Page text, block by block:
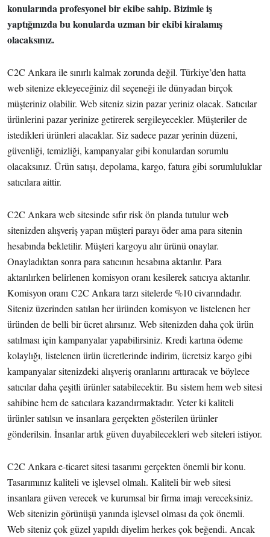
konularında profesyonel bir ekibe sahip. Bizimle iş
yaptığınızda bu konularda uzman bir ekibi kiralamış
olacaksınız.
C2C Ankara ile sınırlı kalmak zorunda değil. Türkiye’den hatta
web sitenize ekleyeceğiniz dil seçeneği ile dünyadan birçok
müşteriniz olabilir. Web siteniz sizin pazar yeriniz olacak. Satıcılar
ürünlerini pazar yerinize getirerek sergileyecekler. Müşteriler de
istedikleri ürünleri alacaklar. Siz sadece pazar yerinin düzeni,
güvenliği, temizliği, kampanyalar gibi konulardan sorumlu
olacaksınız. Ürün satışı, depolama, kargo, fatura gibi sorumluluklar
satıcılara aittir.
C2C Ankara web sitesinde sıfır risk ön planda tutulur web
sitenizden alışveriş yapan müşteri parayı öder ama para sitenin
hesabında bekletilir. Müşteri kargoyu alır ürünü onaylar.
Onayladıktan sonra para satıcının hesabına aktarılır. Para
aktarılırken belirlenen komisyon oranı kesilerek satıcıya aktarılır.
Komisyon oranı C2C Ankara tarzı sitelerde %10 civarındadır.
Siteniz üzerinden satılan her üründen komisyon ve listelenen her
üründen de belli bir ücret alırsınız. Web sitenizden daha çok ürün
satılması için kampanyalar yapabilirsiniz. Kredi kartına ödeme
kolaylığı, listelenen ürün ücretlerinde indirim, ücretsiz kargo gibi
kampanyalar sitenizdeki alışveriş oranlarını arttıracak ve böylece
satıcılar daha çeşitli ürünler satabilecektir. Bu sistem hem web sitesi
sahibine hem de satıcılara kazandırmaktadır. Yeter ki kaliteli
ürünler satılsın ve insanlara gerçekten gösterilen ürünler
gönderilsin. İnsanlar artık güven duyabilecekleri web siteleri istiyor.
C2C Ankara e-ticaret sitesi tasarımı gerçekten önemli bir konu.
Tasarımınız kaliteli ve işlevsel olmalı. Kaliteli bir web sitesi
insanlara güven verecek ve kurumsal bir firma imajı vereceksiniz.
Web sitenizin görünüşü yanında işlevsel olması da çok önemli.
Web siteniz çok güzel yapıldı diyelim herkes çok beğendi. Ancak